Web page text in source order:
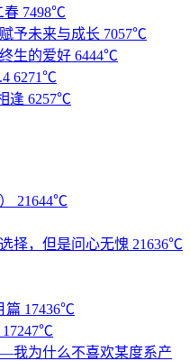
春 7498℃
予未来与成长 7057℃
生的爱好 6444℃
6271℃
逢 6257℃
21644℃
择，但是问心无愧 21636℃
篇 17436℃
17247℃
我为什么不喜欢某度系产